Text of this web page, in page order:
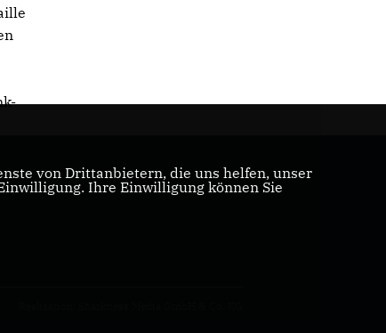
von Drittanbietern, die uns helfen, unser
Ihre Einwilligung können Sie